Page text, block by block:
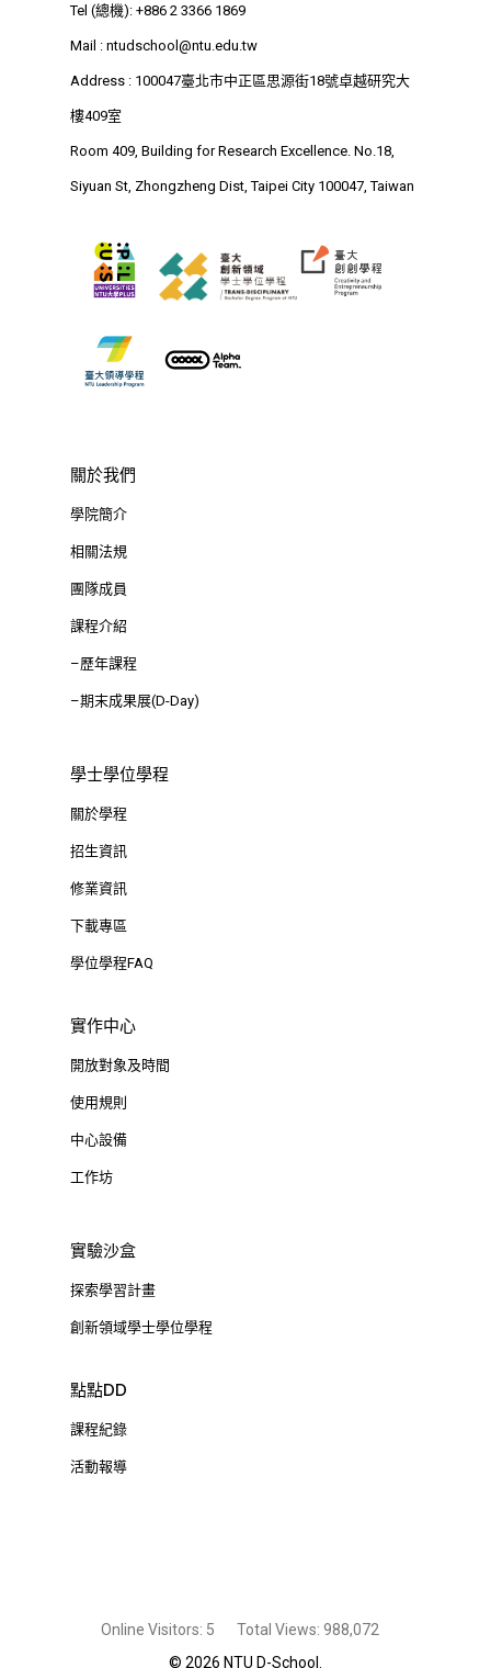
Tel (總機): +886 2 3366 1869
Mail : ntudschool@ntu.edu.tw
Address : 100047臺北市中正區思源街18號卓越研究大
樓409室
Room 409, Building for Research Excellence. No.18,
Siyuan St, Zhongzheng Dist, Taipei City 100047, Taiwan
關於我們
學院簡介
相關法規
團隊成員
課程介紹
–歷年課程
–期末成果展(D-Day)
學士學位學程
關於學程
招生資訊
修業資訊
下載專區
學位學程FAQ
實作中心
開放對象及時間
使用規則
中心設備
工作坊
實驗沙盒
探索學習計畫
創新領域學士學位學程
點點DD
課程紀錄
活動報導
Online Visitors: 5 Total Views: 988,072
© 2026 NTU D-School.